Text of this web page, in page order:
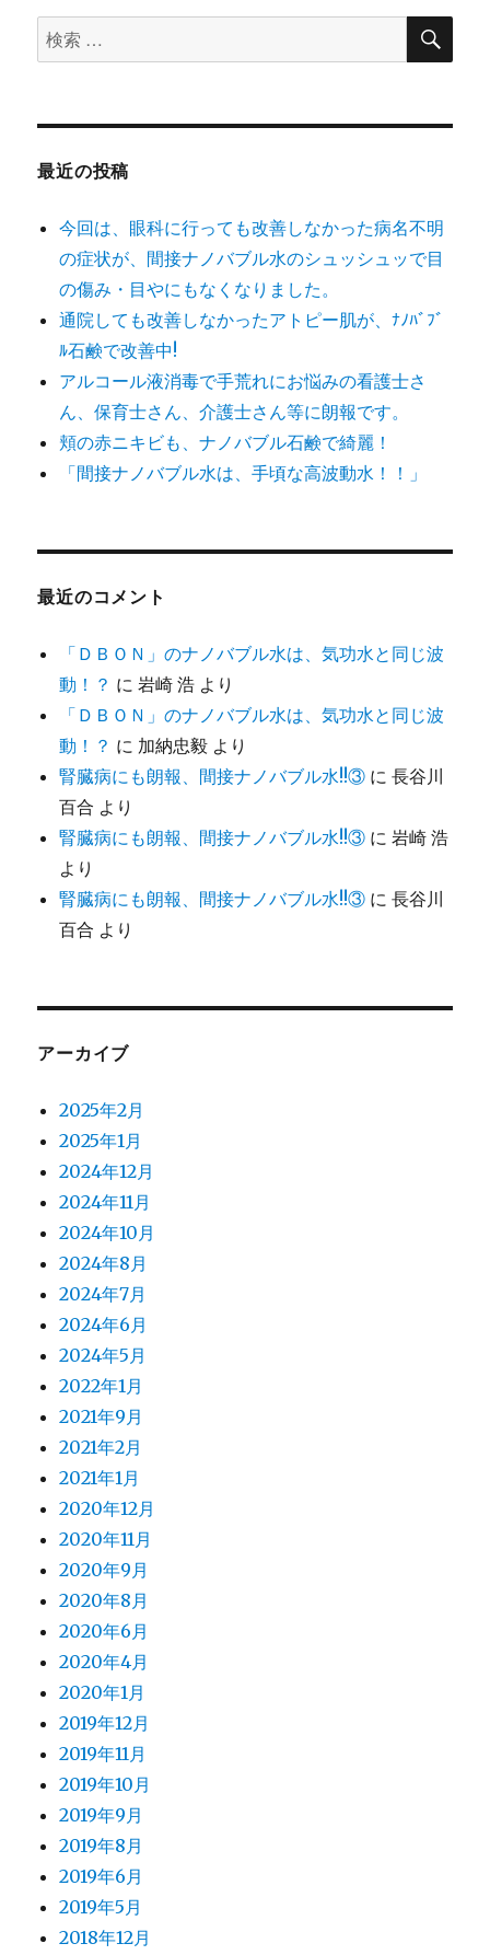
ン
検
索
象:
検
最近の投稿
今回は、眼科に行っても改善しなかった病名不明
の症状が、間接ナノバブル水のシュッシュッで目
の傷み・目やにもなくなりました。
通院しても改善しなかったアトピー肌が、ﾅﾉﾊﾞﾌﾞ
ﾙ石鹸で改善中!
アルコール液消毒で手荒れにお悩みの看護士さ
ん、保育士さん、介護士さん等に朗報です。
頬の赤ニキビも、ナノバブル石鹸で綺麗！
「間接ナノバブル水は、手頃な高波動水！！」
最近のコメント
「ＤＢＯＮ」のナノバブル水は、気功水と同じ波
動！？ に岩崎 浩 より
「ＤＢＯＮ」のナノバブル水は、気功水と同じ波
動！？ に 加納忠毅 より
腎臓病にも朗報、間接ナノバブル水!!③ に長谷川
百合 より
腎臓病にも朗報、間接ナノバブル水!!③ に岩崎 浩
より
腎臓病にも朗報、間接ナノバブル水!!③ に長谷川
百合 より
アーカイブ
2025年2月
2025年1月
2024年12月
2024年11月
2024年10月
2024年8月
2024年7月
2024年6月
2024年5月
2022年1月
2021年9月
2021年2月
2021年1月
2020年12月
2020年11月
2020年9月
2020年8月
2020年6月
2020年4月
2020年1月
2019年12月
2019年11月
2019年10月
2019年9月
2019年8月
2019年6月
2019年5月
2018年12月